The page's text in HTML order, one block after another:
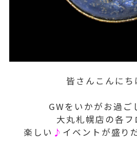
皆さんこんにち
GWをいかがお過ご
大丸札幌店の各フ
楽しい ♪ イベントが盛り